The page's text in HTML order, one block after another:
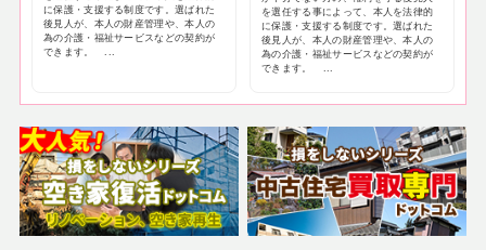
に保護・支援する制度です。選ばれた
後見人が、本人の財産管理や、本人の
為の介護・福祉サービスなどの契約が
できます。 ...
を選任する事によって、本人を法律的
に保護・支援する制度です。選ばれた
後見人が、本人の財産管理や、本人の
為の介護・福祉サービスなどの契約が
できます。 ...